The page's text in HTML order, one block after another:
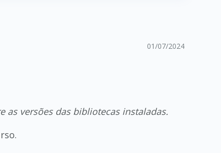
01/07/2024
as versões das bibliotecas instaladas.